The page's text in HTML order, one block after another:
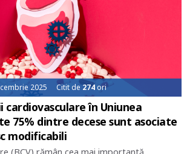
2025 Citit de274 ori
în Uniunea
75% dintre decese sunt asociate
modificabili